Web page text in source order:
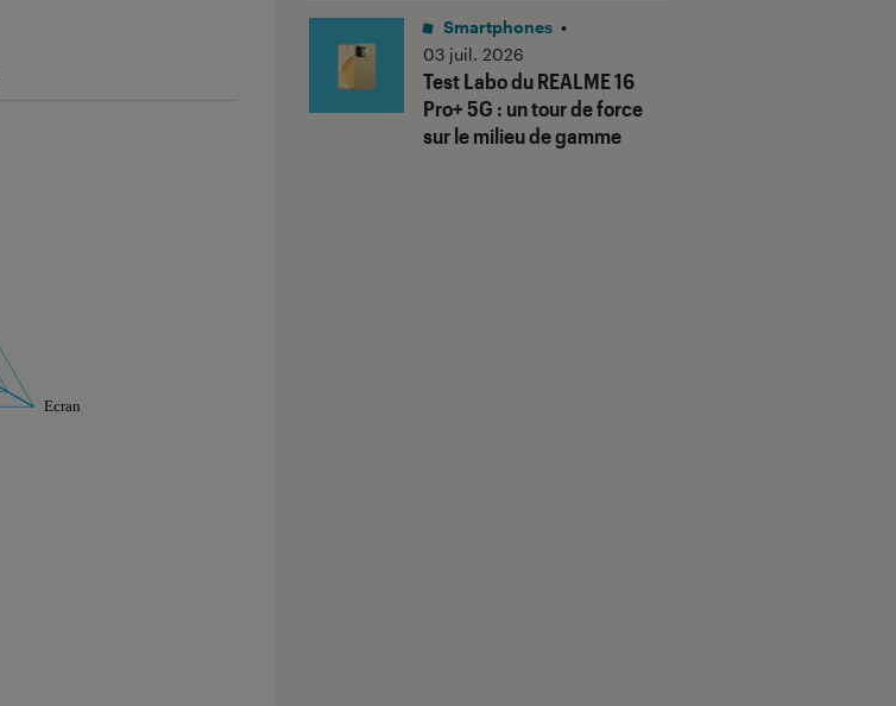
Test Labo du REALME 16
Pro+ 5G : un tour de force
sur le milieu de gamme
Smartphones •
03 juil. 2026